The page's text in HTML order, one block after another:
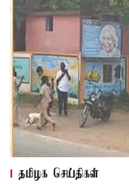
தமிழக செய்திகள்